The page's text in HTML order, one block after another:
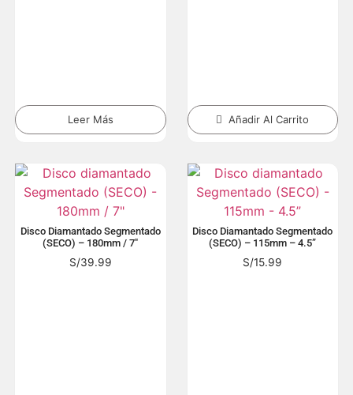
Leer Más Añadir Al Carrito
Disco Diamantado Segmentado
(SECO) – 180mm / 7″
S/39.99
Disco Diamantado Segmentado
(SECO) – 115mm – 4.5”
S/15.99